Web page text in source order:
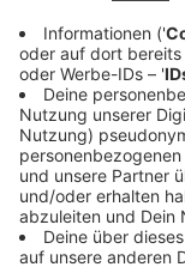
Anzeige
Anzeige